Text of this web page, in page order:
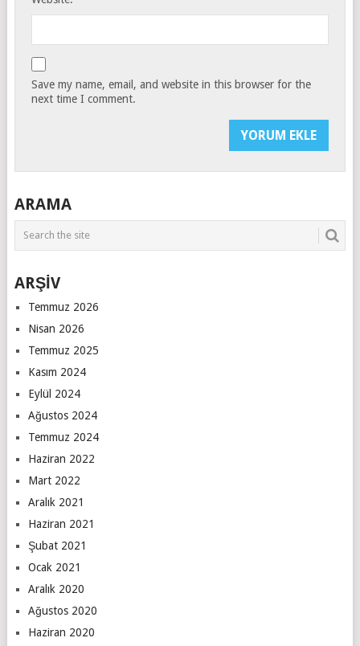
Save my name, email, and website in this browser for the
next time I comment.
ARAMA
ARŞİV
Temmuz 2026
Nisan 2026
Temmuz 2025
Kasım 2024
Eylül 2024
Ağustos 2024
Temmuz 2024
Haziran 2022
Mart 2022
Aralık 2021
Haziran 2021
Şubat 2021
Ocak 2021
Aralık 2020
Ağustos 2020
Haziran 2020